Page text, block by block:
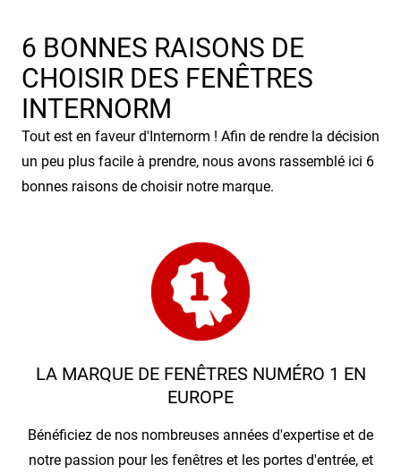
6 BONNES RAISONS DE
CHOISIR DES FENÊTRES
INTERNORM
Tout est en faveur d'Internorm ! Afin de rendre la décision
un peu plus facile à prendre, nous avons rassemblé ici 6
bonnes raisons de choisir notre marque.
LA MARQUE DE FENÊTRES NUMÉRO 1 EN
EUROPE
Bénéficiez de nos nombreuses années d'expertise et de
notre passion pour les fenêtres et les portes d'entrée, et